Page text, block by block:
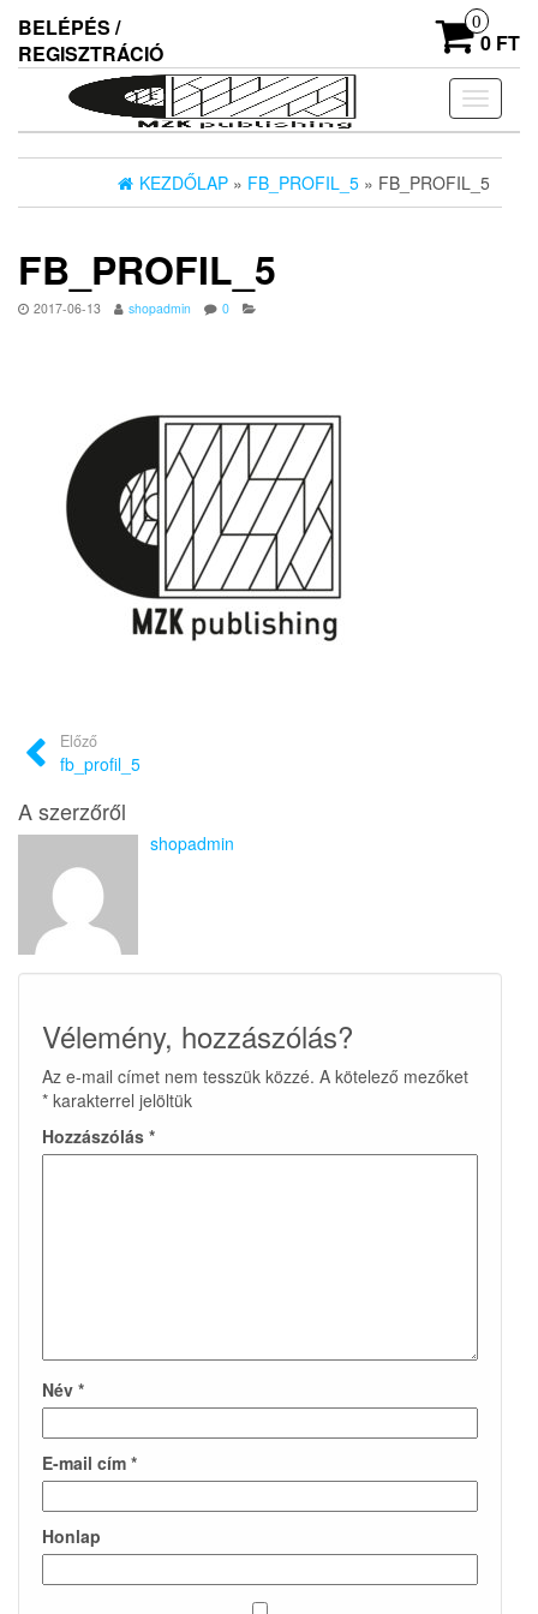
the
BELÉPÉS /
REGISZTRÁCIÓ
0
0 FT
ki/
KEZDŐLAP » FB_PROFIL_5 » FB_PROFIL_5
FB_PROFIL_5
2017-06-13 shopadmin 0
Előző
fb_profil_5
A szerzőről
shopadmin
Vélemény, hozzászólás?
Az e-mail címet nem tesszük közzé. A kötelező mezőket
* karakterrel jelöltük
Hozzászólás *
Név *
E-mail cím *
Honlap